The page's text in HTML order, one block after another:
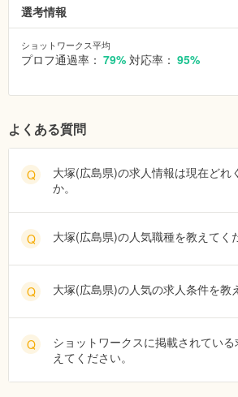
選考情報
ショットワークス平均
プロフ通過率： 79% 対応率： 95%
よくある質問
Q
大塚(広島県)の求人情報は現在どれ
か。
Q 大塚(広島県)の人気職種を教えてく
Q 大塚(広島県)の人気の求人条件を教
Q
ショットワークスに掲載されてい
えてください。